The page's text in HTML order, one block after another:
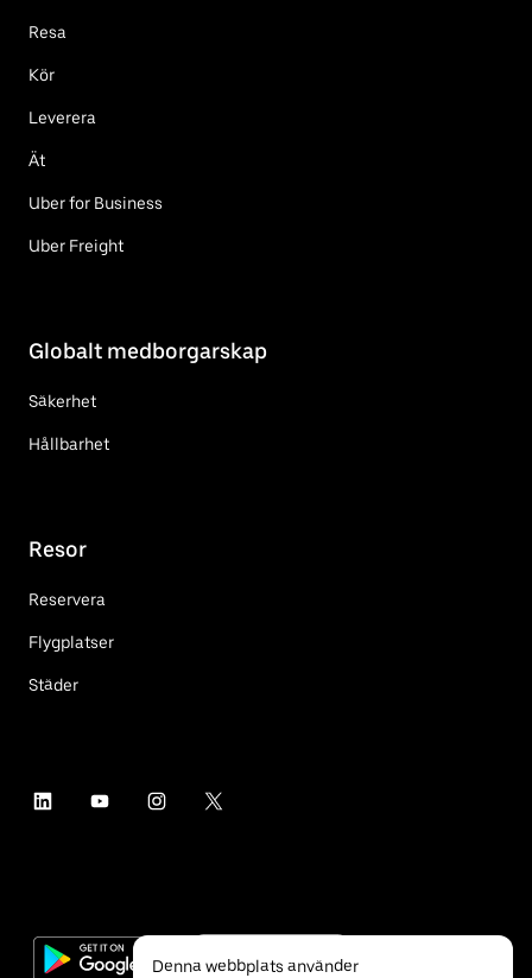
Resa
Kör
Leverera
Ät
Uber for Business
Uber Freight
Globalt medborgarskap
Säkerhet
Hållbarhet
Resor
Reservera
Flygplatser
Städer
Denna webbplats använder